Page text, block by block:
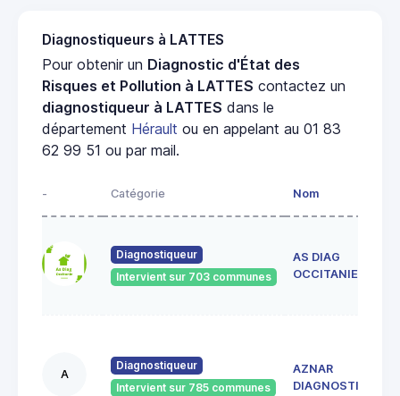
Diagnostiqueurs à LATTES
Pour obtenir un Diagnostic d'État des
Risques et Pollution à LATTES contactez un
diagnostiqueur à LATTES dans le
département Hérault ou en appelant au 01 83
62 99 51 ou par mail.
- Catégorie Nom
Diagnostiqueur
Intervient sur 703 communes
AS DIAG
OCCITANIE
A
Diagnostiqueur
Intervient sur 785 communes
AZNAR
DIAGNOSTIC